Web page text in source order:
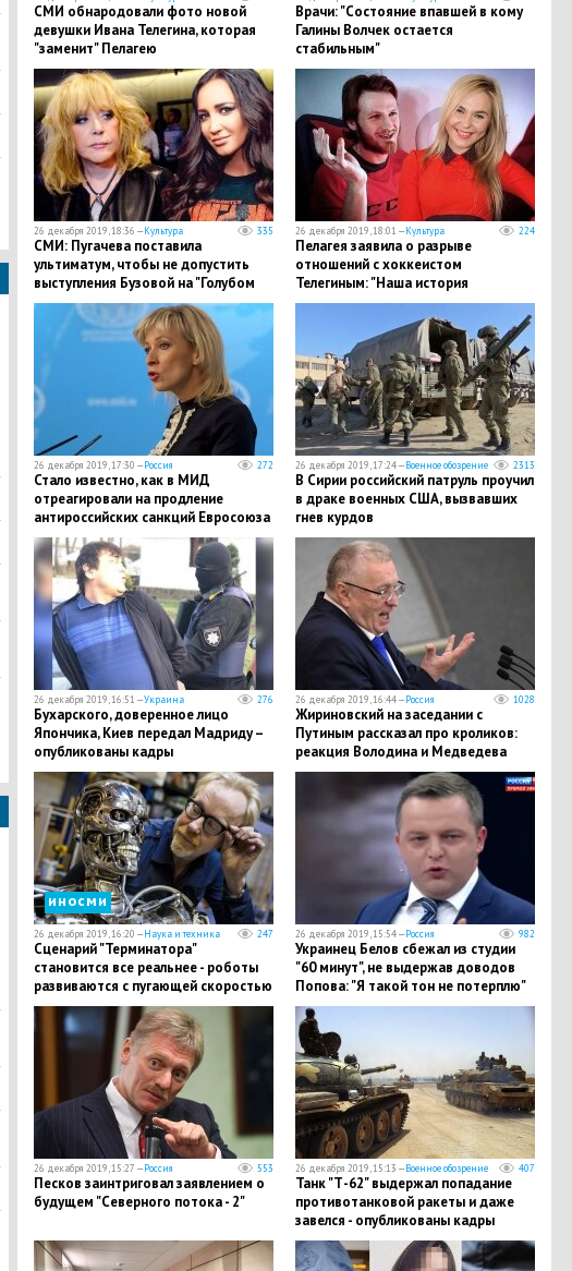
СМИ обнародовали фото новой
девушки Ивана Телегина, которая
"заменит" Пелагею
Врачи: "Cостояние впавшей в кому
Галины Волчек остается
стабильным"
26 декабря 2019, 18:36 —Культура 335
СМИ: Пугачева поставила
ультиматум, чтобы не допустить
выступления Бузовой на "Голубом
огоньке"
26 декабря 2019, 18:01 —Культура 224
Пелагея заявила о разрыве
отношений с хоккеистом
Телегиным: "Наша история
закончилась"
26 декабря 2019, 17:30 —Россия 272
​Стало известно, как в МИД
отреагировали на продление
антироссийских санкций Евросоюза
26 декабря 2019, 17:24 —Военное обозрение 2313
В Сирии российский патруль проучил
в драке военных США, вызвавших
гнев курдов
26 декабря 2019, 16:51 —Украина 276
​Бухарского, доверенное лицо
Япончика, Киев передал Мадриду –
опубликованы кадры
26 декабря 2019, 16:44 —Россия 1028
Жириновский на заседании с
Путиным рассказал про кроликов:
реакция Володина и Медведева
бесценна
иносми
26 декабря 2019, 16:20 —Наука и техника 247
Сценарий "Терминатора"
становится все реальнее - роботы
развиваются с пугающей скоростью
26 декабря 2019, 15:54 —Россия 982
Украинец Белов сбежал из студии
"60 минут", не выдержав доводов
Попова: "Я такой тон не потерплю"
26 декабря 2019, 15:27 —Россия 553
Песков заинтриговал заявлением о
будущем "Северного потока - 2"
26 декабря 2019, 15:13 —Военное обозрение 407
​Танк "Т-62" выдержал попадание
противотанковой ракеты и даже
завелся - опубликованы кадры